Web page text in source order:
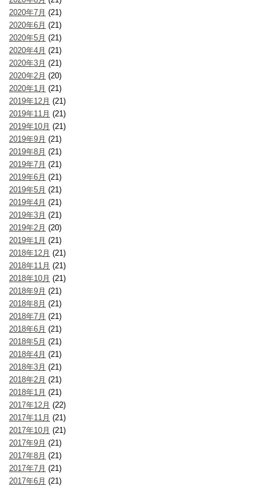
2020年7月 (21)
2020年6月 (21)
2020年5月 (21)
2020年4月 (21)
2020年3月 (21)
2020年2月 (20)
2020年1月 (21)
2019年12月 (21)
2019年11月 (21)
2019年10月 (21)
2019年9月 (21)
2019年8月 (21)
2019年7月 (21)
2019年6月 (21)
2019年5月 (21)
2019年4月 (21)
2019年3月 (21)
2019年2月 (20)
2019年1月 (21)
2018年12月 (21)
2018年11月 (21)
2018年10月 (21)
2018年9月 (21)
2018年8月 (21)
2018年7月 (21)
2018年6月 (21)
2018年5月 (21)
2018年4月 (21)
2018年3月 (21)
2018年2月 (21)
2018年1月 (21)
2017年12月 (22)
2017年11月 (21)
2017年10月 (21)
2017年9月 (21)
2017年8月 (21)
2017年7月 (21)
2017年6月 (21)